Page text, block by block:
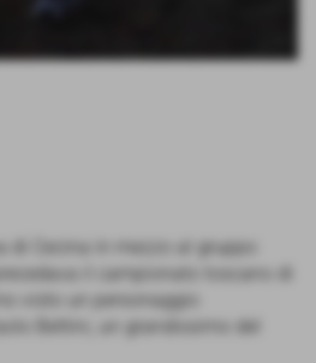
di Cecina in mezzo al gruppo
il campionato toscano di
visto un personaggio
Bettini, un grandissimo del